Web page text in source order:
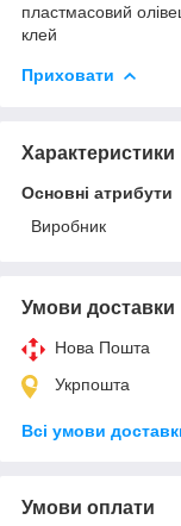
пластмасовий
клей
Приховати
Характеристики
Основні атрибути
Виробник
Умови доставки
Нова Пошта
Укрпошта
Всі умови
Умови оплати